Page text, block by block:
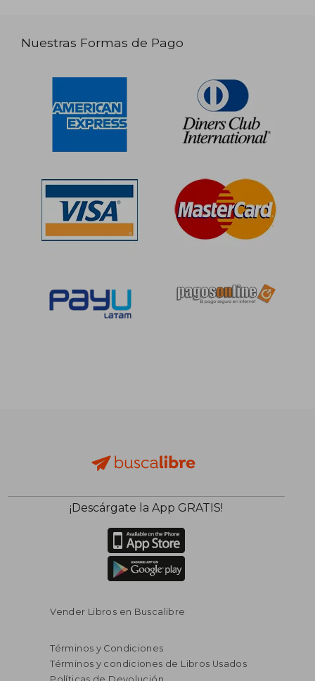
Nuestras Formas de Pago
¡Descárgate la App GRATIS!
Vender Libros en Buscalibre
Términos y Condiciones
Términos y condiciones de Libros Usados